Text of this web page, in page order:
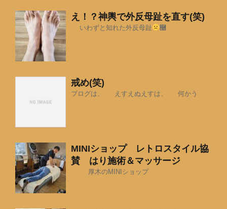
え！？神輿で外反母趾を直す(笑)
いわずと知れた外反母趾 ࿠
戒め(笑)
ブログは、 えすえぬえすは、 何かう
MINIショップ レトロスタイル協
賛 はり施術＆マッサージ
厚木のMINIショップ